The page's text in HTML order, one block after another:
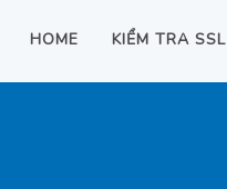
HOME KIỂM TRA SSL